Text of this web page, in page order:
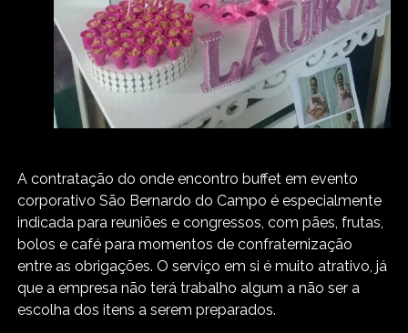
A contratação do onde encontro buffet em evento
corporativo São Bernardo do Campo é especialmente
indicada para reuniões e congressos, com pães, frutas,
bolos e café para momentos de confraternização
entre as obrigações. O serviço em si é muito atrativo, já
que a empresa não terá trabalho algum a não ser a
escolha dos itens a serem preparados.